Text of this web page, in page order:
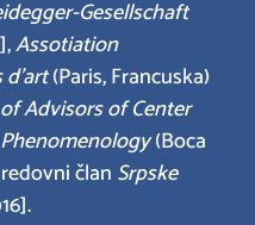
Gesellschaft
Assotiation
(Paris, Francuska)
Advisors of Center
(Boca
član Srpske